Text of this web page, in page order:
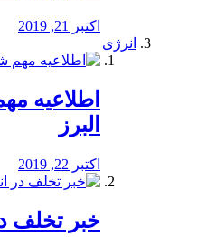
اکتبر 21, 2019
انرژی
️اطلاعیه
البرز
اکتبر 22, 2019
خبر تخلف